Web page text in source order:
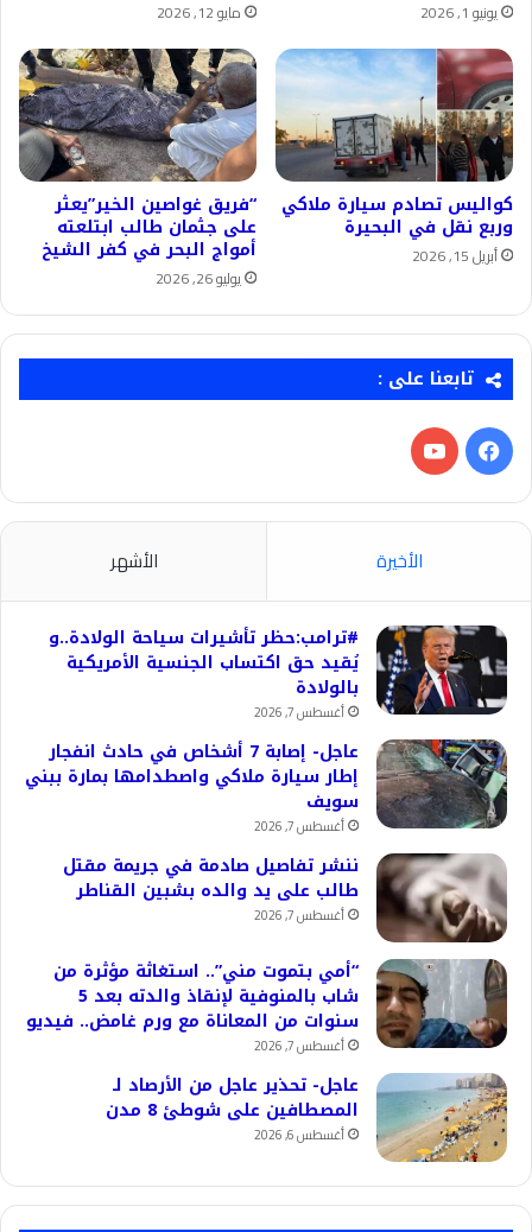
يونيو 1, 2026 مايو 12, 2026
كواليس تصادم سيارة ملاكي
وربع نقل في البحيرة
أبريل 15, 2026
“فريق غواصين الخير”يعثر
على جثمان طالب ابتلعته
أمواج البحر في كفر الشيخ
يوليو 26, 2026
تابعنا على :
فيسبوك‫YouTube
الأخيرة الأشهر
#ترامب:حظر تأشيرات سياحة الولادة..و
يُقيد حق اكتساب الجنسية الأمريكية
بالولادة
أغسطس 7, 2026
عاجل- إصابة 7 أشخاص في حادث انفجار
إطار سيارة ملاكي واصطدامها بمارة ببني
سويف
أغسطس 7, 2026
ننشر تفاصيل صادمة في جريمة مقتل
طالب على يد والده بشبين القناطر
أغسطس 7, 2026
“أمي بتموت مني”.. استغاثة مؤثرة من
شاب بالمنوفية لإنقاذ والدته بعد 5
سنوات من المعاناة مع ورم غامض.. فيديو
أغسطس 7, 2026
عاجل- تحذير عاجل من الأرصاد لـ
المصطافين على شوطئ 8 مدن
أغسطس 6, 2026